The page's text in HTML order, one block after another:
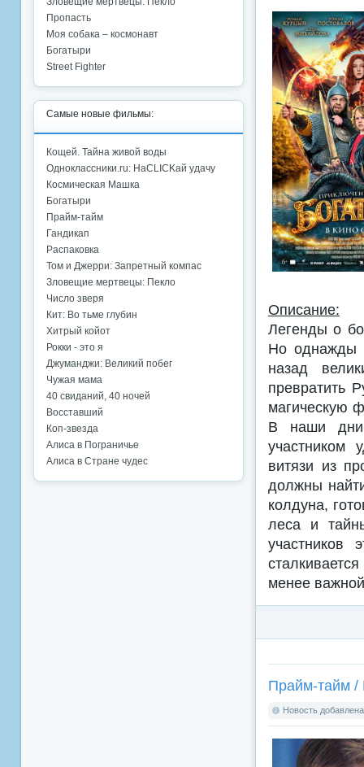
Описание:
Легенды о
Но однажды
назад
превратить
магическую
В наши дни
участником
витязи из
должны
колдуна,
леса и
участников
менее
Прайм-тайм /
Новость
Пропасть
Моя собака – космонавт
Богатыри
Street Fighter
Самые новые фильмы:
Кощей. Тайна живой воды
Одноклассники.ru: НаCLICKай удачу
Космическая Машка
Богатыри
Прайм-тайм
Гандикап
Распаковка
Том и Джерри: Запретный компас
Зловещие мертвецы: Пекло
Число зверя
Кит: Во тьме глубин
Хитрый койот
Рокки - это я
Джуманджи: Великий побег
Чужая мама
40 свиданий, 40 ночей
Восставший
Коп-звезда
Алиса в Пограничье
Алиса в Стране чудес